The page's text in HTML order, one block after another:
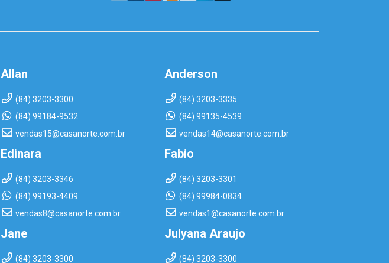
Allan
(84) 3203-3300
(84) 99184-9532
vendas15@casanorte.com.br
Anderson
(84) 3203-3335
(84) 99135-4539
vendas14@casanorte.com.br
Edinara
(84) 3203-3346
(84) 99193-4409
vendas8@casanorte.com.br
Fabio
(84) 3203-3301
(84) 99984-0834
vendas1@casanorte.com.br
Jane
(84) 3203-3300
Julyana Araujo
(84) 3203-3300